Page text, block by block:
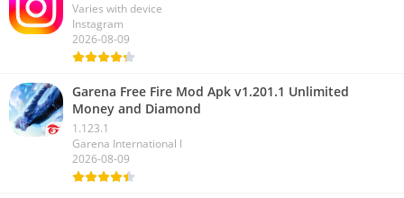
Varies with device
Instagram
2026-08-09
Garena Free Fire Mod Apk v1.201.1 Unlimited
Money and Diamond
1.123.1
Garena International I
2026-08-09